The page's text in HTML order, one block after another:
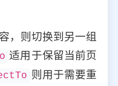
，则切换到另一组
适用于保留当前页
则用于需要重